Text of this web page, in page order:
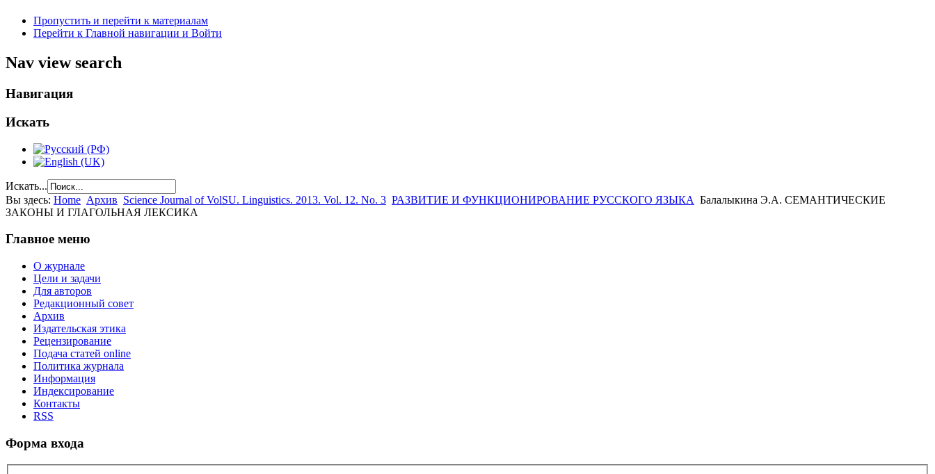
Пропустить и перейти к материалам
Перейти к Главной навигации и Войти
Nav view search
Навигация
Искать
Искать...
Вы здесь: Home Архив Science Journal of VolSU. Linguistics. 2013. Vol. 12. No. 3 РАЗВИТИЕ И ФУНКЦИОНИРОВАНИЕ РУССКОГО ЯЗЫКА Балалыкина Э.А. СЕМАНТИЧЕСКИЕ
ЗАКОНЫ И ГЛАГОЛЬНАЯ ЛЕКСИКА
Главное меню
О журнале
Цели и задачи
Для авторов
Редакционный совет
Архив
Издательская этика
Рецензирование
Подача статей online
Политика журнала
Информация
Индексирование
Контакты
RSS
Форма входа